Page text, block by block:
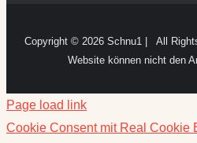
Copyright © 2026 Schnu1 | All
Website können nicht den
Page load link
Cookie Consent mit Real Cookie